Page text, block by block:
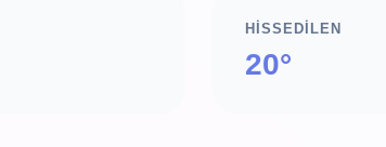
HISSEDILEN
20°